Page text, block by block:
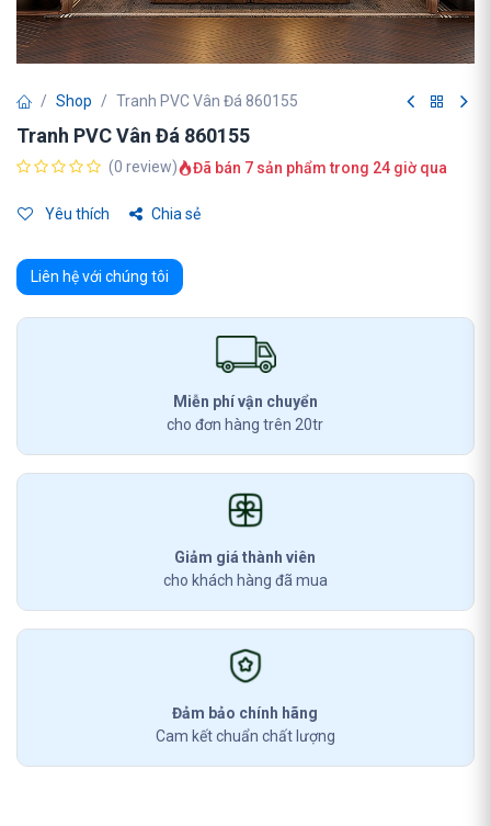
Shop Tranh PVC Vân Đá 860155
Tranh PVC Vân Đá 860155
(0 review) Đã bán 7 sản phẩm trong 24 giờ qua
Yêu thích Chia sẻ
Liên hệ với chúng tôi
Miễn phí vận chuyển
cho đơn hàng trên 20tr
Giảm giá thành viên
cho khách hàng đã mua
Đảm bảo chính hãng
Cam kết chuẩn chất lượng